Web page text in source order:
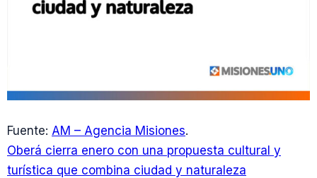
Fuente: AM – Agencia Misiones.
Oberá cierra enero con una propuesta cultural y
turística que combina ciudad y naturaleza